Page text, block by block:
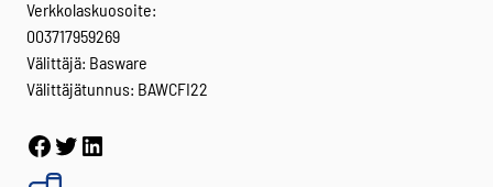
Verkkolaskuosoite:
003717959269
Välittäjä: Basware
Välittäjätunnus: BAWCFI22